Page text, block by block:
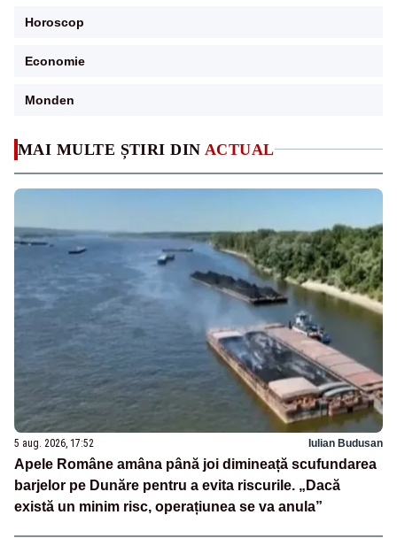
MAI MULTE ȘTIRI DIN ACTUAL
5 aug. 2026, 17:52 Iulian Budusan
Apele Române amâna până joi dimineață scufundarea
barjelor pe Dunăre pentru a evita riscurile. „Dacă
există un minim risc, operațiunea se va anula”
Horoscop
Economie
Monden